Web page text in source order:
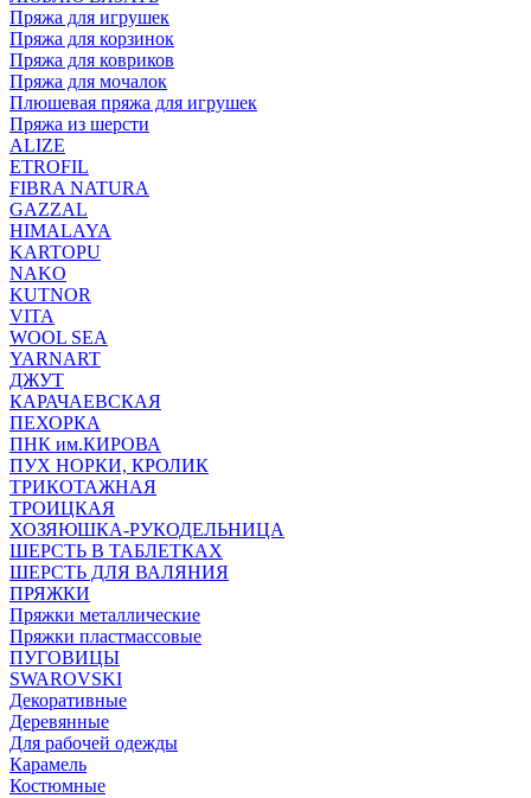
Пряжа для игрушек
Пряжа для корзинок
Пряжа для ковриков
Пряжа для мочалок
Плюшевая пряжа для игрушек
Пряжа из шерсти
ALIZE
ETROFIL
FIBRA NATURA
GAZZAL
HIMALAYA
KARTOPU
NAKO
KUTNOR
VITA
WOOL SEA
YARNART
ДЖУТ
КАРАЧАЕВСКАЯ
ПЕХОРКА
ПНК им.КИРОВА
ПУХ НОРКИ, КРОЛИК
ТРИКОТАЖНАЯ
ТРОИЦКАЯ
ХОЗЯЮШКА-РУКОДЕЛЬНИЦА
ШЕРСТЬ В ТАБЛЕТКАХ
ШЕРСТЬ ДЛЯ ВАЛЯНИЯ
ПРЯЖКИ
Пряжки металлические
Пряжки пластмассовые
ПУГОВИЦЫ
SWAROVSKI
Декоративные
Деревянные
Для рабочей одежды
Карамель
Костюмные